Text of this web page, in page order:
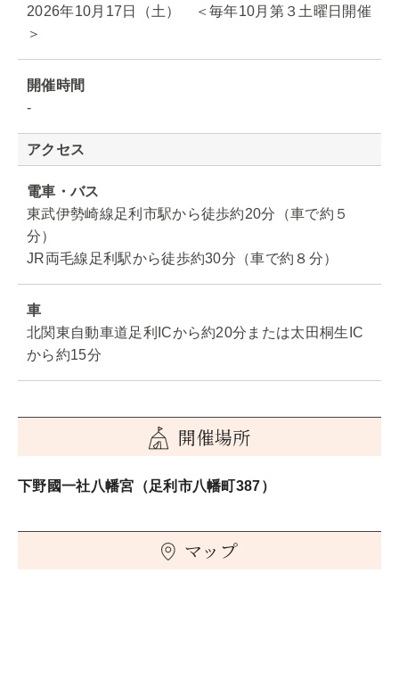
2026年10月17日（土） ＜毎年10月第３土曜日開催
＞
開催時間
-
アクセス
電車・バス
東武伊勢崎線足利市駅から徒歩約20分（車で約５
分）
JR両毛線足利駅から徒歩約30分（車で約８分）
車
北関東自動車道足利ICから約20分または太田桐生IC
から約15分
開催場所
下野國一社八幡宮（足利市八幡町387）
マップ